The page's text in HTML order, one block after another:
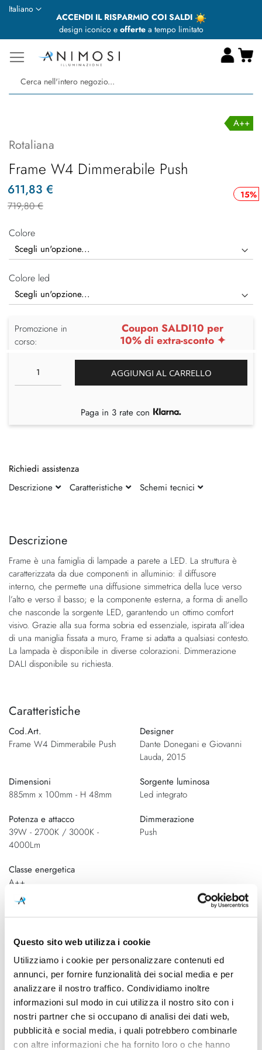
Questo sito web utilizza i cookie
Utilizziamo i cookie per personalizzare contenuti ed
annunci, per fornire funzionalità dei social media e per
analizzare il nostro traffico. Condividiamo inoltre
informazioni sul modo in cui utilizza il nostro sito con i
nostri partner che si occupano di analisi dei dati web,
pubblicità e social media, i quali potrebbero combinarle
con altre informazioni che ha fornito loro o che hanno
ACCENDI IL RISPARMIO COI SALDI
design iconico e offertea tempo limitato
Lingua
Italiano
fine
galleria
di
immagini
della
di
immagini
Descrizione
Frame è una famiglia di lampade a parete a LED. La struttura è
caratterizzata da due componenti in alluminio: il diffusore
interno, che permette una diffusione simmetrica della luce verso
l’alto e verso il basso; e la componente esterna, a forma di anello
che nasconde la sorgente LED, garantendo un ottimo comfort
visivo. Grazie alla sua forma sobria ed essenziale, ispirata all’idea
di una maniglia fissata a muro, Frame si adatta a qualsiasi contesto.
La lampada è disponibile in diverse colorazioni. Dimmerazione
DALI disponibile su richiesta.
Caratteristiche
Cod.Art.
Frame W4 Dimmerabile Push
Designer
Dante Donegani e Giovanni
Lauda, 2015
Dimensioni
885mm x 100mm - H 48mm
Sorgente luminosa
Led integrato
Potenza e attacco
39W - 2700K / 3000K -
4000Lm
Dimmerazione
Push
Classe energetica
A++
Schemi tecnici
A++
Rotaliana
Frame W4 Dimmerabile Push
15%
611,83 €
719,80 €
Colore
Colore led
Promozione in
corso:
Coupon SALDI10 per
10% di extra-sconto ✦
AGGIUNGI AL CARRELLO
Paga in 3 rate con
Richiedi assistenza
Descrizione
Caratteristiche Schemi tecnici